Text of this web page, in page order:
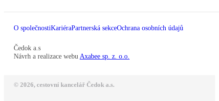
O společnostiKariéraPartnerská sekceOchrana osobních údajů
Čedok a.s
Návrh a realizace webu Axabee sp. z. o.o.
© 2026, cestovní kancelář Čedok a.s.